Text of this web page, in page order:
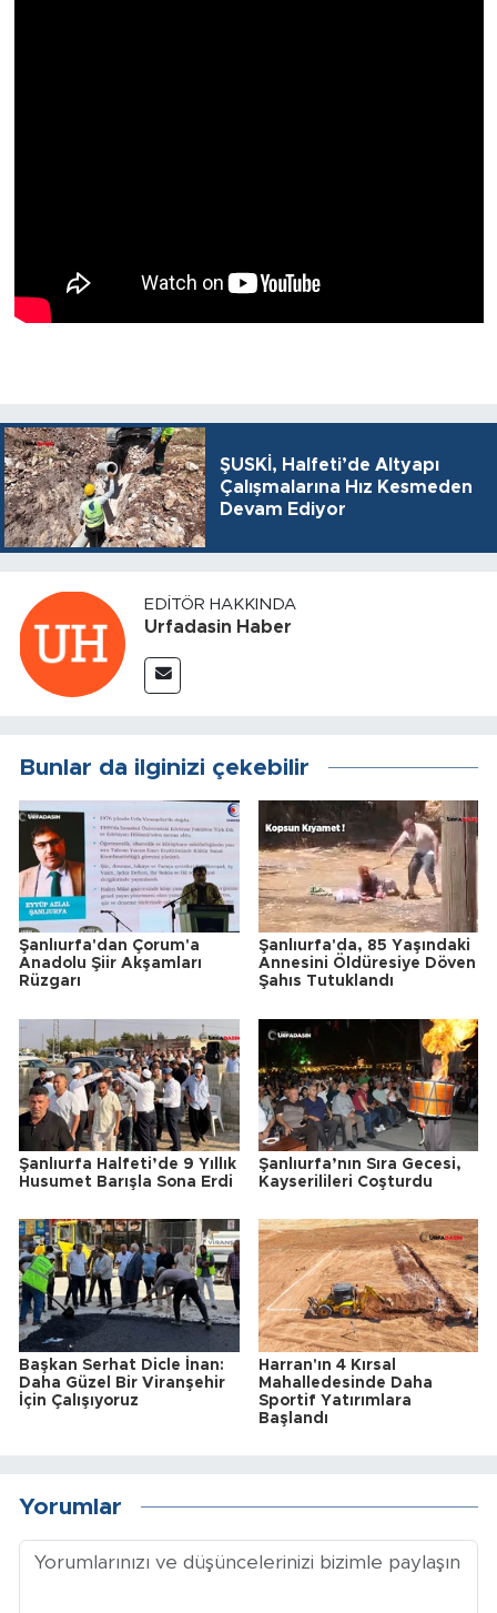
ŞUSKİ, Halfeti’de Altyapı
Çalışmalarına Hız Kesmeden
Devam Ediyor
EDITÖR HAKKINDA
Urfadasin Haber
Bunlar da ilginizi çekebilir
Şanlıurfa'dan Çorum'a
Anadolu Şiir Akşamları
Rüzgarı
Şanlıurfa'da, 85 Yaşındaki
Annesini Öldüresiye Döven
Şahıs Tutuklandı
Şanlıurfa Halfeti’de 9 Yıllık
Husumet Barışla Sona Erdi
Şanlıurfa’nın Sıra Gecesi,
Kayserilileri Coşturdu
Başkan Serhat Dicle İnan:
Daha Güzel Bir Viranşehir
İçin Çalışıyoruz
Harran'ın 4 Kırsal
Mahalledesinde Daha
Sportif Yatırımlara
Başlandı
Yorumlar